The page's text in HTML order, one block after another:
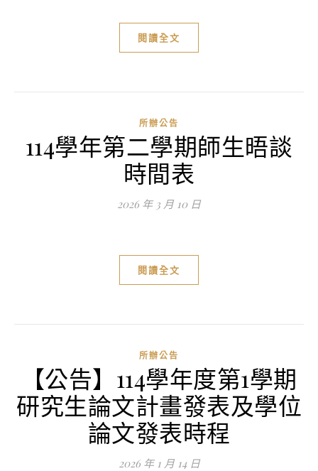
閱讀全文
所辦公告
114學年第二學期師生晤談
時間表
2026 年 3 月 10 日
閱讀全文
所辦公告
【公告】114學年度第1學期
研究生論文計畫發表及學位
論文發表時程
2026 年 1 月 14 日